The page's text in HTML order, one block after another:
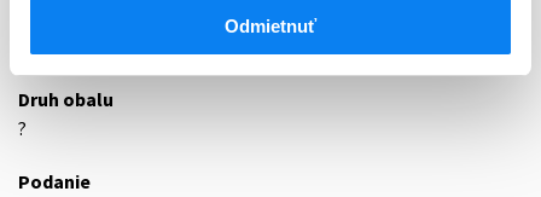
Odmietnuť
Druh obalu
?
Podanie